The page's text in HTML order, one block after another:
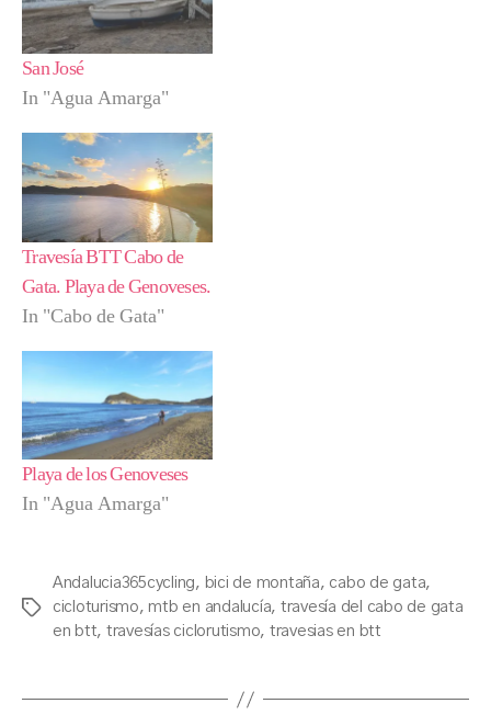
San José
In "Agua Amarga"
Travesía BTT Cabo de
Gata. Playa de Genoveses.
In "Cabo de Gata"
Playa de los Genoveses
In "Agua Amarga"
Tags
Andalucia365cycling, bici de montaña, cabo de gata,
cicloturismo, mtb en andalucía, travesía del cabo de gata
en btt, travesías ciclorutismo, travesias en btt